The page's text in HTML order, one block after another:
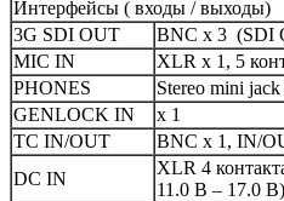
Интерфейсы ( входы / выходы)
3G SDI OUT
BNC x 3 (SDI
MIC IN
XLR x 1, 5
PHONES
Stereo mini jack
GENLOCK IN
x 1
TC IN/OUT
BNC x 1, IN/
DC IN
XLR 4
11.0 В – 17.0 В)